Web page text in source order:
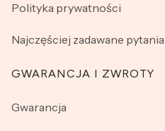
Polityka prywatności
Najczęściej zadawane pytania
GWARANCJA I ZWROTY
Gwarancja